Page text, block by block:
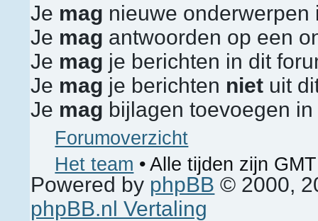
Je mag nieuwe
Je mag antwoorden op een
Je mag je berichten in dit
Je mag je berichten niet uit
Je mag bijlagen toevoegen
Forumoverzicht
Het team • Alle tijden zijn
Powered by phpBB © 2000,
phpBB.nl Vertaling